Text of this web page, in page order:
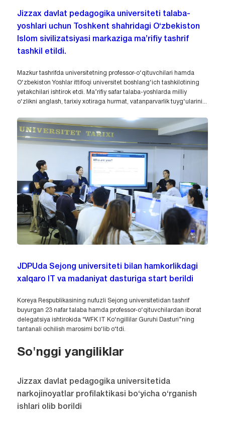
Jizzax davlat pedagogika universiteti talaba-
yoshlari uchun Toshkent shahridagi O‘zbekiston
Islom sivilizatsiyasi markaziga ma’rifiy tashrif
tashkil etildi.
Mazkur tashrifda universitetning professor-o‘qituvchilari hamda
O‘zbekiston Yoshlar ittifoqi universitet boshlang‘ich tashkilotining
yetakchilari ishtirok etdi. Ma’rifiy safar talaba-yoshlarda milliy
o‘zlikni anglash, tarixiy xotiraga hurmat, vatanparvarlik tuyg‘ularini...
JDPUda Sejong universiteti bilan hamkorlikdagi
xalqaro IT va madaniyat dasturiga start berildi
Koreya Respublikasining nufuzli Sejong universitetidan tashrif
buyurgan 23 nafar talaba hamda professor-o‘qituvchilardan iborat
delegatsiya ishtirokida “WFK IT Ko‘ngillilar Guruhi Dasturi”ning
tantanali ochilish marosimi bo‘lib o‘tdi.
So'nggi yangiliklar
Jizzax davlat pedagogika universitetida
narkojinoyatlar profilaktikasi bo‘yicha o‘rganish
ishlari olib borildi